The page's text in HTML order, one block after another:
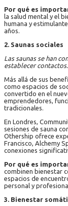
Por qué es
la salud mental y el
humana y
años.
2. Saunas sociales
Las saunas se han
establecer contactos.
Más allá de sus
como espacios de
convertido en el
emprendedores,
tradicionales.
En Londres,
sesiones de sauna
Othership ofrece
Francisco, Alchemy
conexiones
Por qué es
combinen bienestar
espacios de
personal y
3. Bienestar